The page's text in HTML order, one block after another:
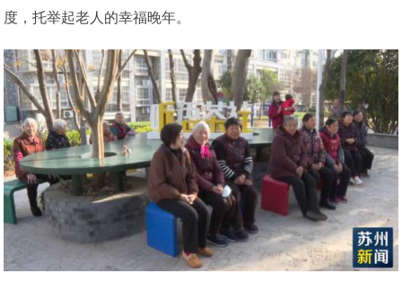
度，托举起老人的幸福晚年。